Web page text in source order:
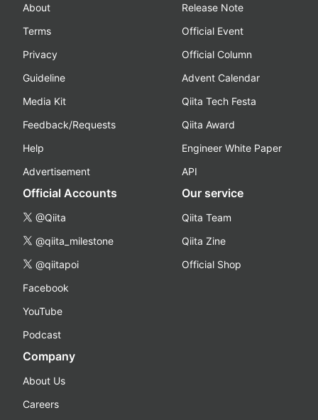
About
Terms
Privacy
Guideline
Media Kit
Feedback/Requests
Help
Advertisement
Release Note
Official Event
Official Column
Advent Calendar
Qiita Tech Festa
Qiita Award
Engineer White Paper
API
Official Accounts
@Qiita
@qiita_milestone
@qiitapoi
Facebook
YouTube
Podcast
Our service
Qiita Team
Qiita Zine
Official Shop
Company
About Us
Careers